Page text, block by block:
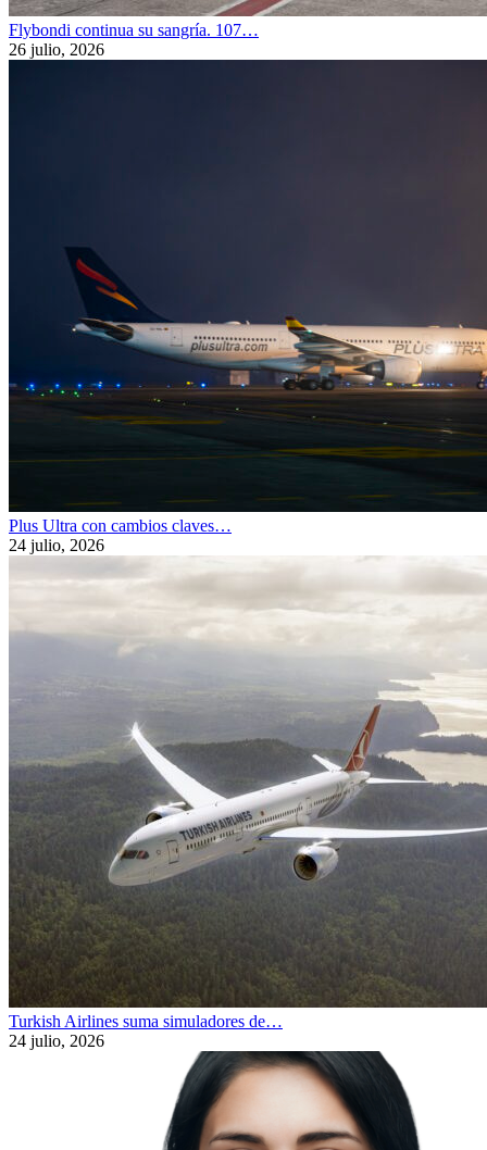
Flybondi continua su sangría. 107…
26 julio, 2026
Plus Ultra con cambios claves…
24 julio, 2026
Turkish Airlines suma simuladores de…
24 julio, 2026